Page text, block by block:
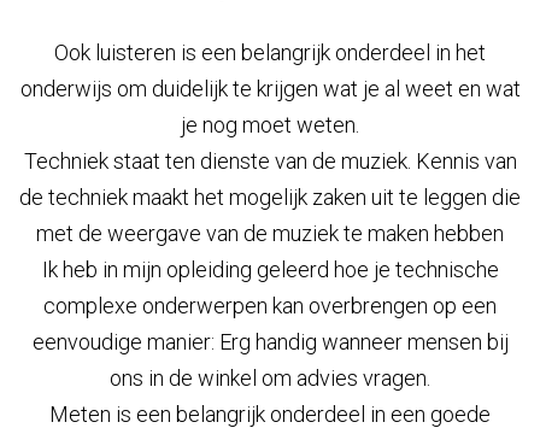
Ook luisteren is een belangrijk onderdeel in het
onderwijs om duidelijk te krijgen wat je al weet en wat
je nog moet weten.
Techniek staat ten dienste van de muziek. Kennis van
de techniek maakt het mogelijk zaken uit te leggen die
met de weergave van de muziek te maken hebben
Ik heb in mijn opleiding geleerd hoe je technische
complexe onderwerpen kan overbrengen op een
eenvoudige manier: Erg handig wanneer mensen bij
ons in de winkel om advies vragen.
Meten is een belangrijk onderdeel in een goede